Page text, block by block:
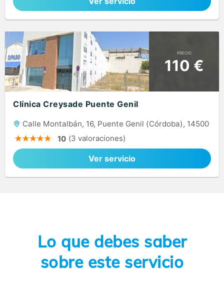
PRECIO
110 €
Clínica Creysade Puente Genil
Calle Montalbán, 16, Puente Genil (Córdoba), 14500
10 (3 valoraciones)
Ver servicio
Lo que debes saber
sobre este servicio